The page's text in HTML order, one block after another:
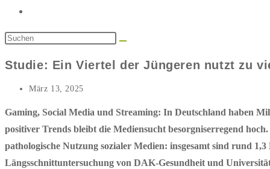
umschalten
Studie: Ein Viertel der Jüngeren nutzt zu
Beitrag
geändert
März 13, 2025
Gaming, Social Media und Streaming: In Deutschland haben
positiver Trends bleibt die Mediensucht besorgniserregend
pathologische Nutzung sozialer Medien: insgesamt sind rund
Längsschnittuntersuchung von DAK-Gesundheit und